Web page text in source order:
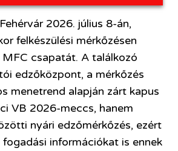
2026. július 8-án,
felkészülési mérkőzésen
csapatát. A találkozó
edzőközpont, a mérkőzés
menetrend alapján zárt kapus
VB 2026-meccs, hanem
nyári edzőmérkőzés, ezért
információkat is ennek